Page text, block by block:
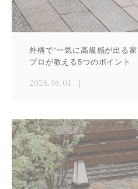
外構で“一気に高級感が出る
プロが教える5つのポイント
2026.06.01